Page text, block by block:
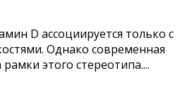
D ассоциируется только с
Однако современная
этого стереотипа....